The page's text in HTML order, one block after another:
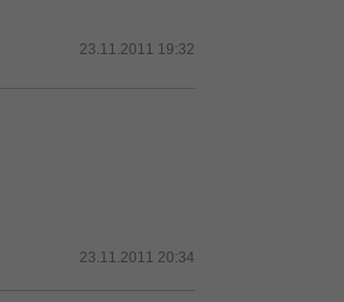
23.11.2011 19:32
23.11.2011 20:34